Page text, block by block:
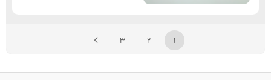
1
2
3